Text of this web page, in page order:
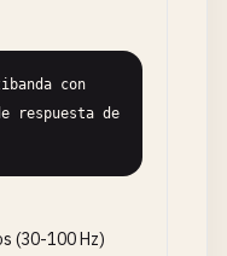
con
respuesta de
(30-100 Hz)